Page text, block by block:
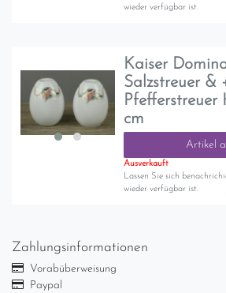
wieder verfügbar ist.
Kaiser
Salzstreuer &
Pfefferstreuer
cm
Artikel
Ausverkauft
Lassen Sie sich
wieder verfügbar ist.
Zahlungsinformationen
Vorabüberweisung
Paypal